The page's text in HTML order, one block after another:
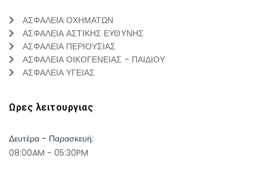
ΑΣΦΑΛΕΙΑ ΟΧΗΜΑΤΩΝ
ΑΣΦΑΛΕΙΑ ΑΣΤΙΚΗΣ ΕΥΘΥΝΗΣ
ΑΣΦΑΛΕΙΑ ΠΕΡΙΟΥΣΙΑΣ
ΑΣΦΑΛΕΙΑ ΟΙΚΟΓΕΝΕΙΑΣ - ΠΑΙΔΙΟΥ
ΑΣΦΑΛΕΙΑ ΥΓΕΙΑΣ
Ωρες λειτουργιας
Δευτέρα - Παρασκευή:
08:00AM - 05:30PM